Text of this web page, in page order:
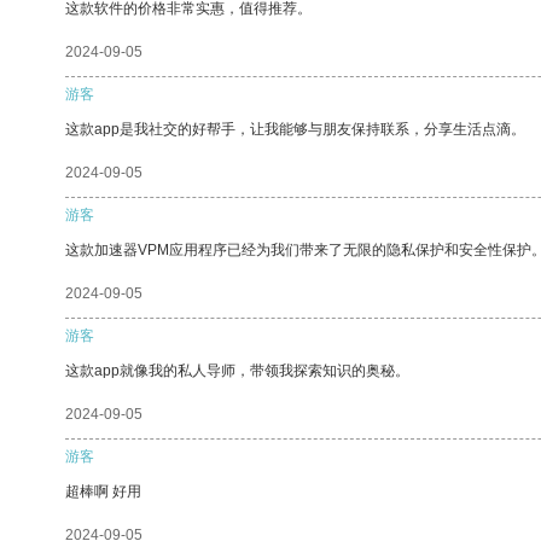
这款软件的价格非常实惠，值得推荐。
2024-09-05
游客
这款app是我社交的好帮手，让我能够与朋友保持联系，分享生活点滴。
2024-09-05
游客
这款加速器VPM应用程序已经为我们带来了无限的隐私保护和安全性保护
2024-09-05
游客
这款app就像我的私人导师，带领我探索知识的奥秘。
2024-09-05
游客
超棒啊 好用
2024-09-05